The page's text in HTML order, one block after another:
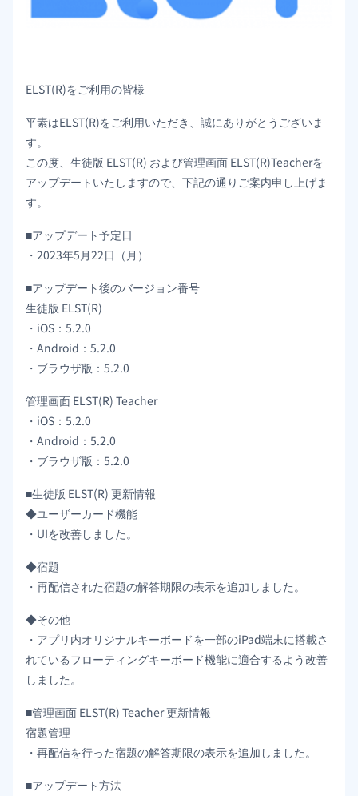
ELST(R)をご利用の皆様
平素はELST(R)をご利用いただき、誠にありがとうございま
す。
この度、生徒版 ELST(R) および管理画面 ELST(R)Teacherを
アップデートいたしますので、下記の通りご案内申し上げま
す。
■アップデート予定日
・2023年5月22日（月）
■アップデート後のバージョン番号
生徒版 ELST(R)
・iOS：5.2.0
・Android：5.2.0
・ブラウザ版：5.2.0
管理画面 ELST(R) Teacher
・iOS：5.2.0
・Android：5.2.0
・ブラウザ版：5.2.0
■生徒版 ELST(R) 更新情報
◆ユーザーカード機能
・UIを改善しました。
◆宿題
・再配信された宿題の解答期限の表示を追加しました。
◆その他
・アプリ内オリジナルキーボードを一部のiPad端末に搭載さ
れているフローティングキーボード機能に適合するよう改善
しました。
■管理画面 ELST(R) Teacher 更新情報
宿題管理
・再配信を行った宿題の解答期限の表示を追加しました。
■アップデート方法